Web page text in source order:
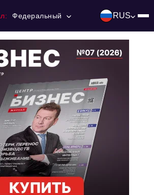
Федеральный RUS